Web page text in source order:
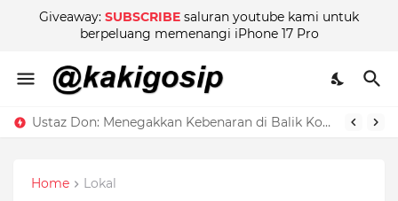
Giveaway: SUBSCRIBE saluran youtube kami untuk
berpeluang memenangi iPhone 17 Pro
Ustaz Don: Menegakkan Kebenaran di Balik Kontroversi
Home Lokal